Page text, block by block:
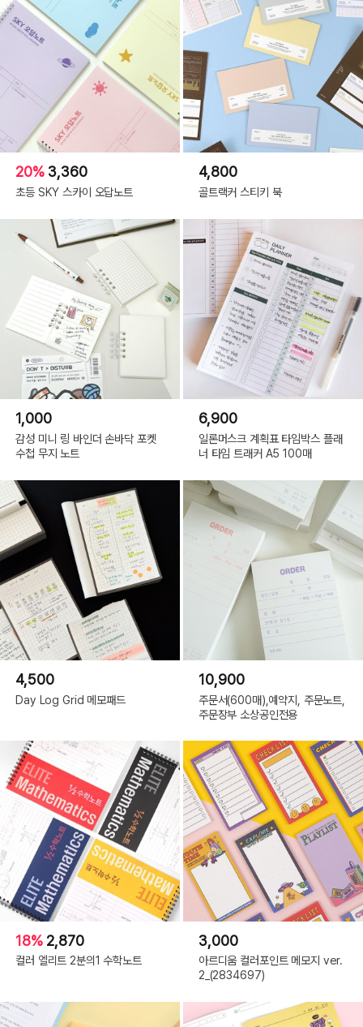
20% 3,360
초등 SKY 스카이 오답노트
4,800
골트랙커 스티키 북
1,000
감성 미니 링 바인더 손바닥 포켓
수첩 무지 노트
6,900
일론머스크 계획표 타임박스 플래
너 타임 트래커 A5 100매
4,500
Day Log Grid 메모패드
10,900
주문서(600매),예약지, 주문노트,
주문장부 소상공인전용
18% 2,870
컬러 엘리트 2분의1 수학노트
3,000
아르디움 컬러포인트 메모지 ver.
2_(2834697)